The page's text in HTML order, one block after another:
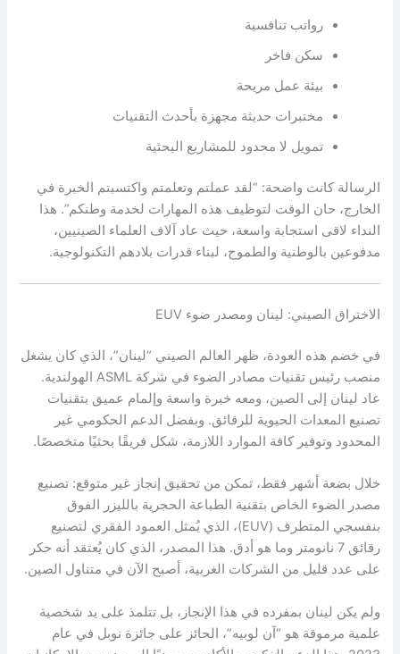
رواتب تنافسية
سكن فاخر
بيئة عمل مريحة
مختبرات حديثة مجهزة بأحدث التقنيات
تمويل لا محدود للمشاريع البحثية
الرسالة كانت واضحة: “لقد عملتم وتعلمتم واكتسبتم الخبرة في
الخارج، حان الوقت لتوظيف هذه المهارات لخدمة وطنكم”. هذا
النداء لاقى استجابة واسعة، حيث عاد آلاف العلماء الصينيين،
مدفوعين بالوطنية والطموح، لبناء قدرات بلادهم التكنولوجية.
الاختراق الصيني: لينان ومصدر ضوء EUV
في خضم هذه العودة، ظهر العالم الصيني “لينان”، الذي كان يشغل
منصب رئيس تقنيات مصادر الضوء في شركة ASML الهولندية.
عاد لينان إلى الصين، ومعه خبرة واسعة وإلمام عميق بتقنيات
تصنيع المعدات الحيوية للرقائق. وبفضل الدعم الحكومي غير
المحدود وتوفير كافة الموارد اللازمة، شكل فريقًا بحثيًا متخصصًا.
خلال بضعة أشهر فقط، تمكن من تحقيق إنجاز غير متوقع: تصنيع
مصدر الضوء الخاص بتقنية الطباعة الحجرية بالليزر الفوق
بنفسجي المتطرف (EUV)، الذي يُمثل العمود الفقري لتصنيع
رقائق 7 نانومتر وما هو أدق. هذا المصدر، الذي كان يُعتقد أنه حكر
على عدد قليل من الشركات الغربية، أصبح الآن في متناول الصين.
ولم يكن لينان بمفرده في هذا الإنجاز، بل تتلمذ على يد شخصية
علمية مرموقة هو “آن لوبيه”، الحائز على جائزة نوبل في عام